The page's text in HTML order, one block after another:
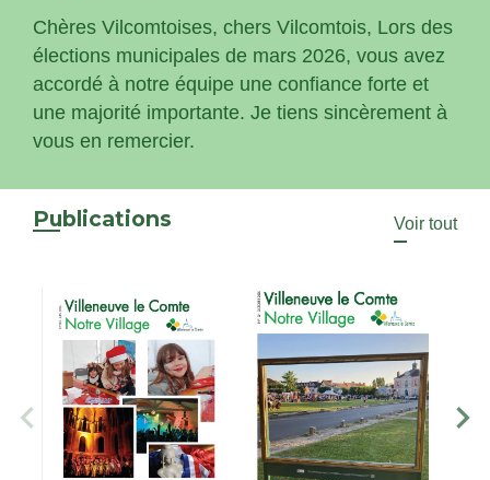
Chères Vilcomtoises, chers Vilcomtois, Lors des
élections municipales de mars 2026, vous avez
accordé à notre équipe une confiance forte et
une majorité importante. Je tiens sincèrement à
vous en remercier.
Publications Voir tout